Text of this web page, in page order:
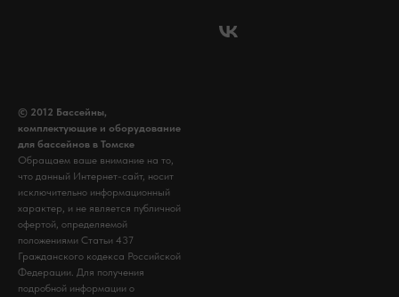
© 2012 Бассейны,
комплектующие и оборудование
для бассейнов в Томске
Обращаем ваше внимание на то,
что данный Интернет-сайт, носит
исключительно информационный
характер, и не является публичной
офертой, определяемой
положениями Статьи 437
Гражданского кодекса Российской
Федерации. Для получения
подробной информации о